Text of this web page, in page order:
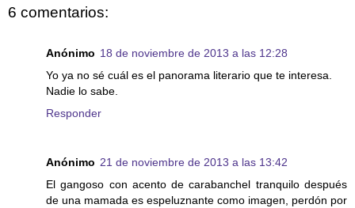
6 comentarios:
Anónimo 18 de noviembre de 2013 a las 12:28
Yo ya no sé cuál es el panorama literario que te interesa.
Nadie lo sabe.
Responder
Anónimo 21 de noviembre de 2013 a las 13:42
El gangoso con acento de carabanchel tranquilo después
de una mamada es espeluznante como imagen, perdón por